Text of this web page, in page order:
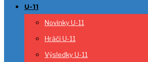
U-11
Novinky U-11
Hráči U-11
Výsledky U-11